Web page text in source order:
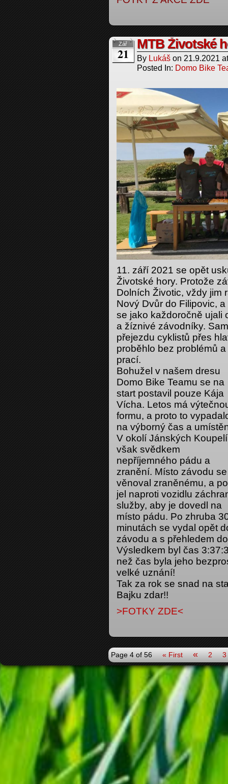
Zář
21
MTB Životské
By Lukáš on 21.9.2021
Posted In: Domo Bike
11. září 2021 se opět
Životské hory. Protože
Dolních Životic, vždy jim
Nový Dvůr do Filipovic,
se jako každoročně ujali
a žíznivé závodníky.
přejezdu cyklistů přes
proběhlo bez problémů
prací.
Bohužel v našem dresu
Domo Bike Teamu se na
start postavil pouze Kája
Vícha. Letos má
formu, a proto to
na výborný čas a
V okolí Jánských
však svědkem
nepříjemného pádu a
zranění. Místo závodu
věnoval zraněnému, a
jel naproti vozidlu
služby, aby je dovedl na
místo pádu. Po zhruba
minutách se vydal opět
závodu a s přehledem
Výsledkem byl čas
než čas byla jeho
velké uznání!
Tak za rok se snad na
Bajku zdar!!
>FOTKY ZDE<
Page 4 of 56 « First « 2 3